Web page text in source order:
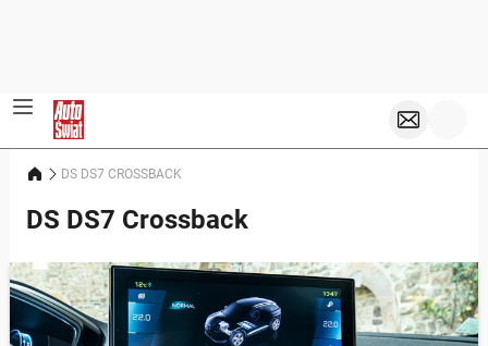
DS DS7 CROSSBACK
DS DS7 Crossback